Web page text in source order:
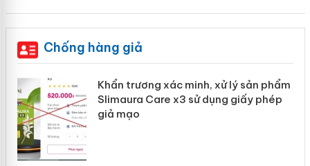
Chống hàng giả
Khẩn trương xác minh, xử lý sản phẩm
Slimaura Care x3 sử dụng giấy phép
giả mạo